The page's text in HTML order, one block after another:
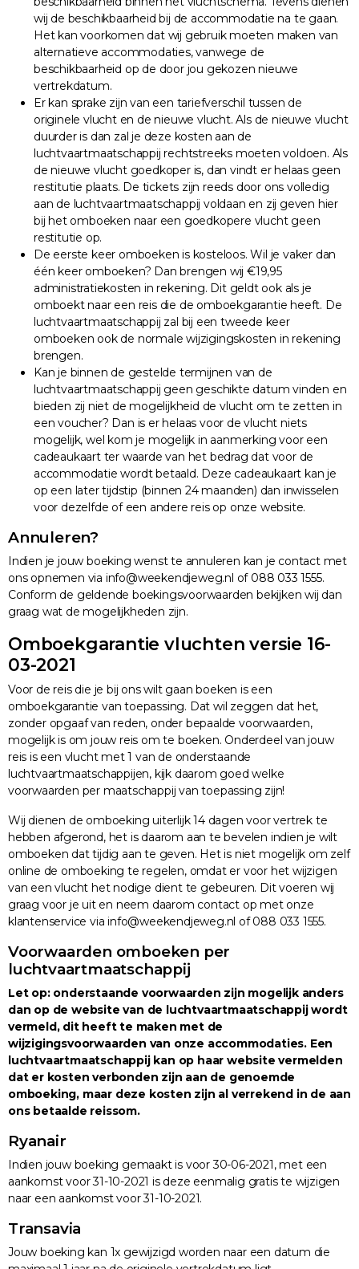
wij de beschikbaarheid bij de accommodatie na te gaan.
Het kan voorkomen dat wij gebruik moeten maken van
alternatieve accommodaties, vanwege de
beschikbaarheid op de door jou gekozen nieuwe
vertrekdatum.
Er kan sprake zijn van een tariefverschil tussen de
originele vlucht en de nieuwe vlucht. Als de nieuwe vlucht
duurder is dan zal je deze kosten aan de
luchtvaartmaatschappij rechtstreeks moeten voldoen. Als
de nieuwe vlucht goedkoper is, dan vindt er helaas geen
restitutie plaats. De tickets zijn reeds door ons volledig
aan de luchtvaartmaatschappij voldaan en zij geven hier
bij het omboeken naar een goedkopere vlucht geen
restitutie op.
De eerste keer omboeken is kosteloos. Wil je vaker dan
één keer omboeken? Dan brengen wij €19,95
administratiekosten in rekening. Dit geldt ook als je
omboekt naar een reis die de omboekgarantie heeft. De
luchtvaartmaatschappij zal bij een tweede keer
omboeken ook de normale wijzigingskosten in rekening
brengen.
Kan je binnen de gestelde termijnen van de
luchtvaartmaatschappij geen geschikte datum vinden en
bieden zij niet de mogelijkheid de vlucht om te zetten in
een voucher? Dan is er helaas voor de vlucht niets
mogelijk, wel kom je mogelijk in aanmerking voor een
cadeaukaart ter waarde van het bedrag dat voor de
accommodatie wordt betaald. Deze cadeaukaart kan je
op een later tijdstip (binnen 24 maanden) dan inwisselen
voor dezelfde of een andere reis op onze website.
Annuleren?
Indien je jouw boeking wenst te annuleren kan je contact met
ons opnemen via info@weekendjeweg.nl of 088 033 1555.
Conform de geldende boekingsvoorwaarden bekijken wij dan
graag wat de mogelijkheden zijn.
Omboekgarantie vluchten versie 16-
03-2021
Voor de reis die je bij ons wilt gaan boeken is een
omboekgarantie van toepassing. Dat wil zeggen dat het,
zonder opgaaf van reden, onder bepaalde voorwaarden,
mogelijk is om jouw reis om te boeken. Onderdeel van jouw
reis is een vlucht met 1 van de onderstaande
luchtvaartmaatschappijen, kijk daarom goed welke
voorwaarden per maatschappij van toepassing zijn!
Wij dienen de omboeking uiterlijk 14 dagen voor vertrek te
hebben afgerond, het is daarom aan te bevelen indien je wilt
omboeken dat tijdig aan te geven. Het is niet mogelijk om zelf
online de omboeking te regelen, omdat er voor het wijzigen
van een vlucht het nodige dient te gebeuren. Dit voeren wij
graag voor je uit en neem daarom contact op met onze
klantenservice via info@weekendjeweg.nl of 088 033 1555.
Voorwaarden omboeken per
luchtvaartmaatschappij
Let op: onderstaande voorwaarden zijn mogelijk anders
dan op de website van de luchtvaartmaatschappij wordt
vermeld, dit heeft te maken met de
wijzigingsvoorwaarden van onze accommodaties. Een
luchtvaartmaatschappij kan op haar website vermelden
dat er kosten verbonden zijn aan de genoemde
omboeking, maar deze kosten zijn al verrekend in de aan
ons betaalde reissom.
Ryanair
Indien jouw boeking gemaakt is voor 30-06-2021, met een
aankomst voor 31-10-2021 is deze eenmalig gratis te wijzigen
naar een aankomst voor 31-10-2021.
Transavia
Jouw boeking kan 1x gewijzigd worden naar een datum die